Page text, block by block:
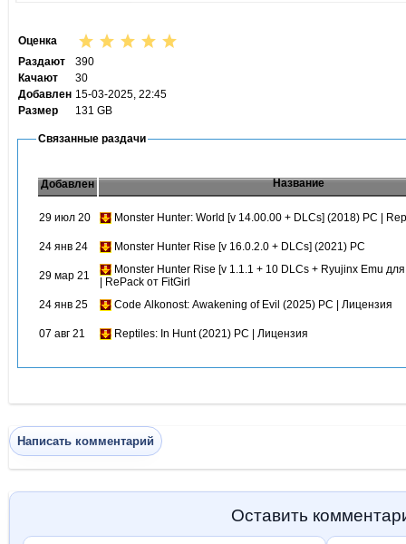
Оценка
Раздают
390
Качают
30
Добавлен 15-03-2025, 22:45
Размер
131 GB
Связанные раздачи
Добавлен Название
29 июл 20 Monster Hunter: World [v 14.00.00 + DLCs] (2018) PC |
24 янв 24 Monster Hunter Rise [v 16.0.2.0 + DLCs] (2021) PC
29 мар 21
Monster Hunter Rise [v 1.1.1 + 10 DLCs + Ryujinx Emu
| RePack от FitGirl
24 янв 25
Code Alkonost: Awakening of Evil (2025) PC | Лицензия
07 авг 21 Reptiles: In Hunt (2021) PC | Лицензия
Написать комментарий
Оставить